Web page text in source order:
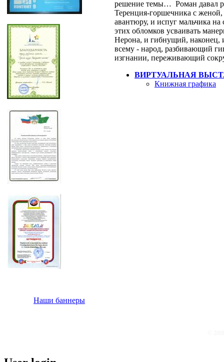
Наши баннеры
решение темы… Роман давал
Теренция-горшечника с
авантюру, и испуг мальчика
этих обломков усваивать
Нерона, и гибнущий, наконец,
всему - народ, разбивающий
изгнании, переживающий
ВИРТУАЛЬНАЯ
Книжная графика